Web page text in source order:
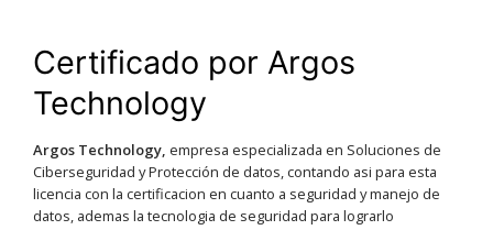
Certificado por Argos
Technology
Argos Technology, empresa especializada en Soluciones de
Ciberseguridad y Protección de datos, contando asi para esta
licencia con la certificacion en cuanto a seguridad y manejo de
datos, ademas la tecnologia de seguridad para lograrlo